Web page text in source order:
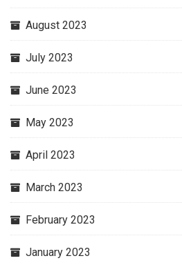
August 2023
July 2023
June 2023
May 2023
April 2023
March 2023
February 2023
January 2023